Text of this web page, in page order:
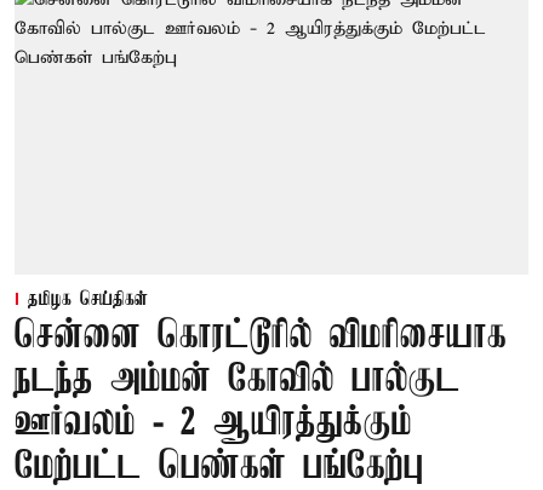
தமிழக செய்திகள்
சென்னை கொரட்டூரில் விமரிசையாக
நடந்த அம்மன் கோவில் பால்குட
ஊர்வலம் - 2 ஆயிரத்துக்கும்
மேற்பட்ட பெண்கள் பங்கேற்பு